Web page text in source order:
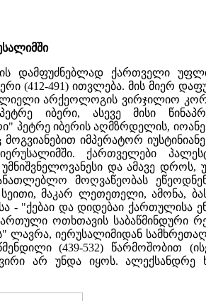
ქართველი
(412-491) ითვლება. მის მიერ
არქეოლოგის ვირჯილიო
იბერი, ასევე მისი
იბერის აღმზრდელის, იოანე
იმპერატორ
ქართველები
და ამავე დროს,
მოღვაწეობას
მაკარ ლეთეთელი, ამონა,
- "ქებაი და დიდებაი ქართულისა
ოთხთავის საბაწმინდური
ლავრა, იერუსალიმიდან
(439-532) წარმოშობით
არ უნდა იყოს. ალექსანდრე